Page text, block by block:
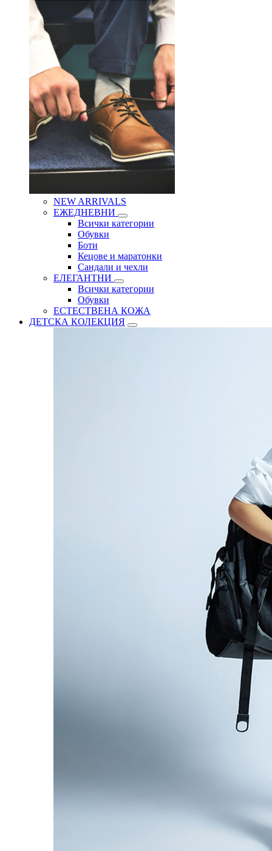
NEW ARRIVALS
ЕЖЕДНЕВНИ
Всички категории
Обувки
Боти
Кецове и маратонки
Сандали и чехли
ЕЛЕГАНТНИ
Всички категории
Обувки
ЕСТЕСТВЕНА КОЖА
ДЕТСКА КОЛЕКЦИЯ